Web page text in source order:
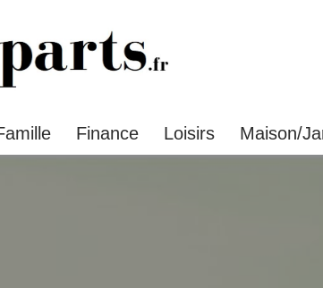
Finance Loisirs Maison/